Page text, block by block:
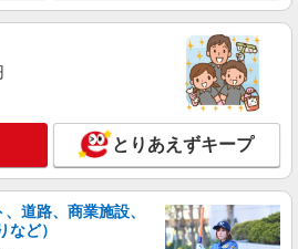
グループ）/MD22
タッフ ◆デイサービス、サービス付き
け住宅、グループホームなど様々な勤
験：時給1400〜1600円（資格・経験によ
者：時給1600〜1800円（資格・経験によ
昇給あり ◆支払い方法 ※日
い/月払い対応も可能です。詳しくは面談
談ください。 ◆交通費：別途全額支給 ※
あり
最寄駅】 ◆各線「沼津駅」
場線「大岡駅」 ◆JR東海道本線「片浜
詳細を見る
とりあえずキープ
道路、商業施設、
ど）